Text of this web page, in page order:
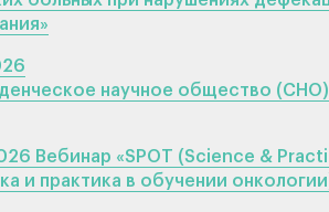
научное общество
Вебинар «SPOT (Science &
и практика в обучении